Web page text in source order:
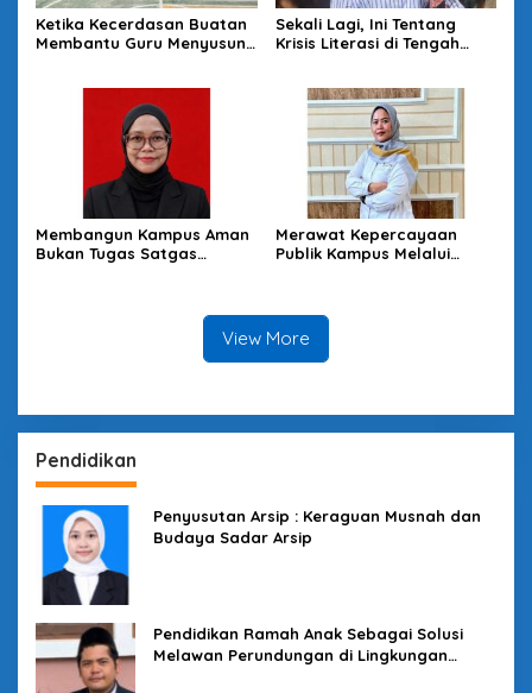
Ketika Kecerdasan Buatan
Membantu Guru Menyusun
Sekali Lagi, Ini Tentang
Krisis Literasi di Tengah
Membangun Kampus Aman
Bukan Tugas Satgas
Merawat Kepercayaan
Publik Kampus Melalui
View More
Pendidikan
Penyusutan Arsip : Keraguan Musnah dan
Budaya Sadar Arsip
Pendidikan Ramah Anak Sebagai Solusi
Melawan Perundungan di Lingkungan